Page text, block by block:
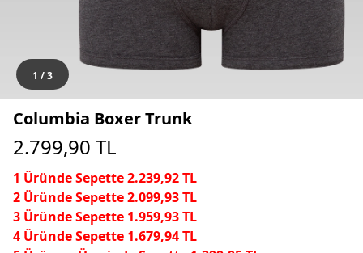
1 /3
Columbia Boxer Trunk
2.799,90 TL
1 Üründe Sepette 2.239,92 TL
2 Üründe Sepette 2.099,93 TL
3 Üründe Sepette 1.959,93 TL
4 Üründe Sepette 1.679,94 TL